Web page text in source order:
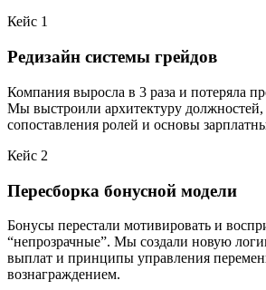
Кейс 1
Редизайн системы грейдов
Компания выросла в 3 раза и потеряла
Мы выстроили архитектуру должностей,
сопоставления ролей и основы
Кейс 2
Пересборка бонусной модели
Бонусы перестали мотивировать и
“непрозрачные”. Мы создали новую
выплат и принципы управления
вознаграждением.